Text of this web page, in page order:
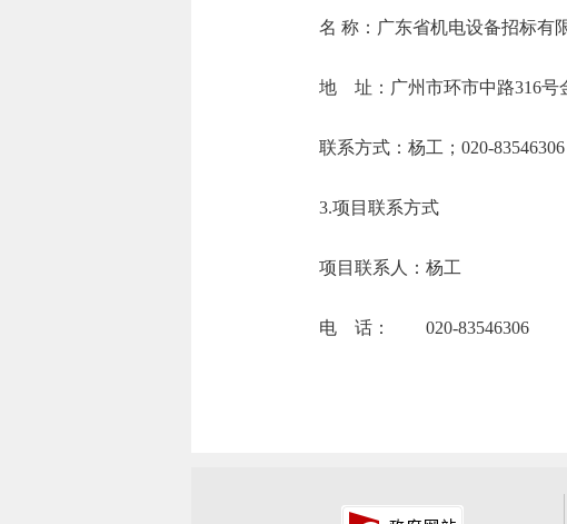
名 称：广东省机
地 址：广州市环市
联系方式：杨工
3.项目联系方式
项目联系人：杨工
电 话： 020-83546306